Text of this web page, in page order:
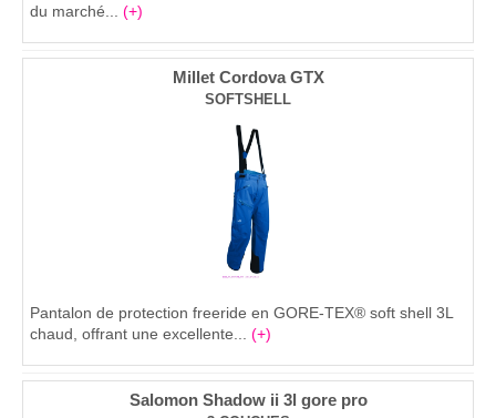
du marché... (+)
Millet Cordova GTX
SOFTSHELL
Pantalon de protection freeride en GORE-TEX® soft shell 3L
chaud, offrant une excellente... (+)
Salomon Shadow ii 3l gore pro